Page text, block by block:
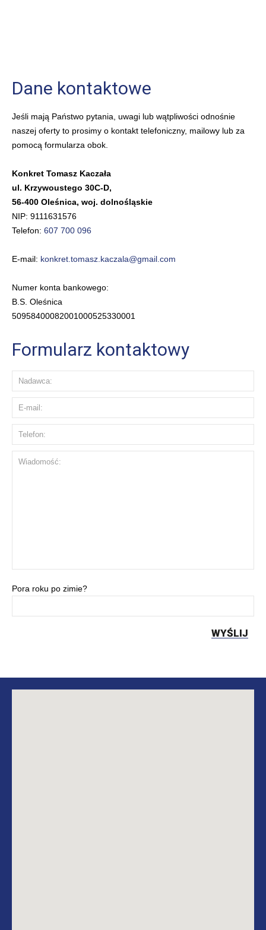
Dane kontaktowe
Jeśli mają Państwo pytania, uwagi lub wątpliwości odnośnie
naszej oferty to prosimy o kontakt telefoniczny, mailowy lub za
pomocą formularza obok.
Konkret Tomasz Kaczała
ul. Krzywoustego 30C-D,
56-400 Oleśnica, woj. dolnośląskie
NIP: 9111631576
Telefon: 607 700 096
E-mail: konkret.tomasz.kaczala@gmail.com
Numer konta bankowego:
B.S. Oleśnica
50958400082001000525330001
Formularz kontaktowy
Pora roku po zimie?